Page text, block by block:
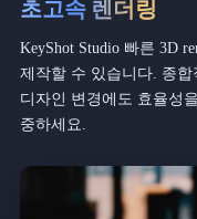
초고속 렌더링
KeyShot Studio 빠른 3D
제작할 수 있습니다. 종
디자인 변경에도 효율성
중하세요.